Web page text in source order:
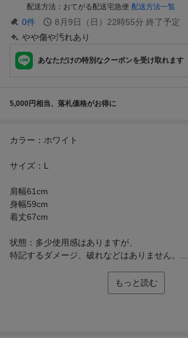
配送方法
おてがる配送宅急便 配送方法一覧
0件 8月9日（日）22時55分 終了予定
やや傷や汚れあり
あなただけの特別なクーポンを受け取れます
5,000円相当、落札価格がお得に
カラー：ホワイト
サイズ：L
肩幅61cm
身幅59cm
着丈67cm
状態：多少使用感はありますが、
特記するダメージ、破れなどはありません。...
もっと読む